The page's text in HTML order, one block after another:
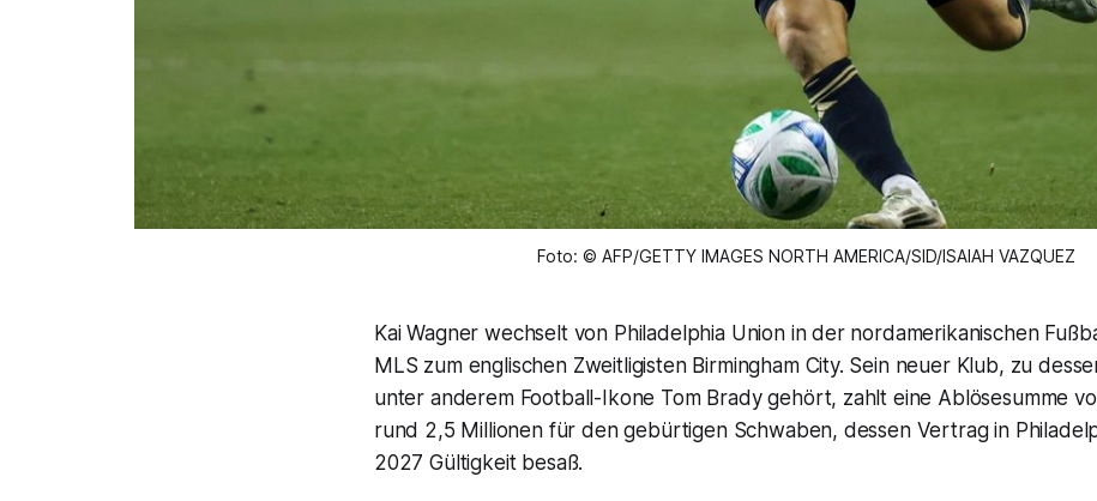
Foto: © AFP/GETTY IMAGES NORTH AMERICA/SID/ISAIAH VAZQUEZ
Kai Wagner wechselt von Philadelphia Union in der nordamerikanischen
MLS zum englischen Zweitligisten Birmingham City. Sein neuer Klub, zu
unter anderem Football-Ikone Tom Brady gehört, zahlt eine Ablösesumme
rund 2,5 Millionen für den gebürtigen Schwaben, dessen Vertrag in
2027 Gültigkeit besaß.